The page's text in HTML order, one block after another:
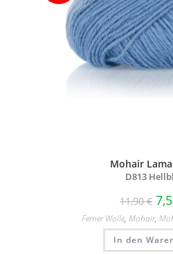
Mohair
D813
11,90€
Ferner Wolle, Mohair,
In den